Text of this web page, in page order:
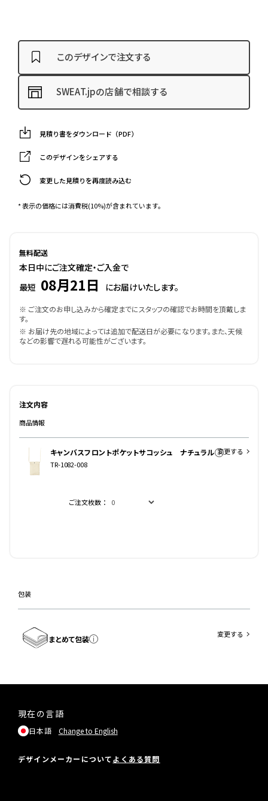
このデザインで注文する
SWEAT.jpの店舗で相談する
見積り書をダウンロード（PDF）
このデザインをシェアする
変更した見積りを再度読み込む
* 表示の価格には消費税(10%)が含まれています。
無料配送
本日中にご注文確定・ご入金で
最短 08月21日 にお届けいたします。
※ ご注文のお申し込みから確定までにスタッフの確認でお時間を頂戴しま
す。
※ お届け先の地域によっては追加で配送日が必要になります。また、天候
などの影響で遅れる可能性がございます。
注文内容
商品情報
キャンバスフロントポケットサコッシュ ナチュラル
TR-1082-008
ご注文枚数：
変更する
包装
まとめて包装 変更する
現在の言語
日本語 Change to English
デザインメーカーについてよくある質問